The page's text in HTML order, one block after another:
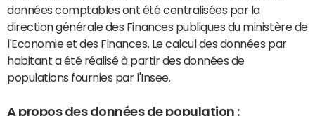
données comptables ont été centralisées par la
direction générale des Finances publiques du ministère de
l'Economie et des Finances. Le calcul des données par
habitant a été réalisé à partir des données de
populations fournies par l'Insee.
A propos des données de population :